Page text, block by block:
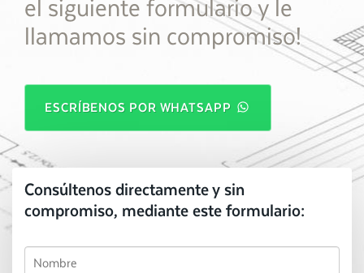
el siguiente formulario y le
llamamos sin compromiso!
ESCRÍBENOS POR WHATSAPP
Consúltenos directamente y sin
compromiso, mediante este formulario: